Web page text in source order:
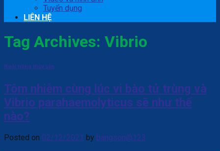
Tuyển dụng
LIÊN HỆ
Tag Archives: Vibrio
Nuôi trồng thủy sản
Tôm nhiễm cùng lúc vi bào tử trùng và
Vibrio parahaemolyticus sẽ như thế
nào?
Posted on 02/12/2021 by bangson@123